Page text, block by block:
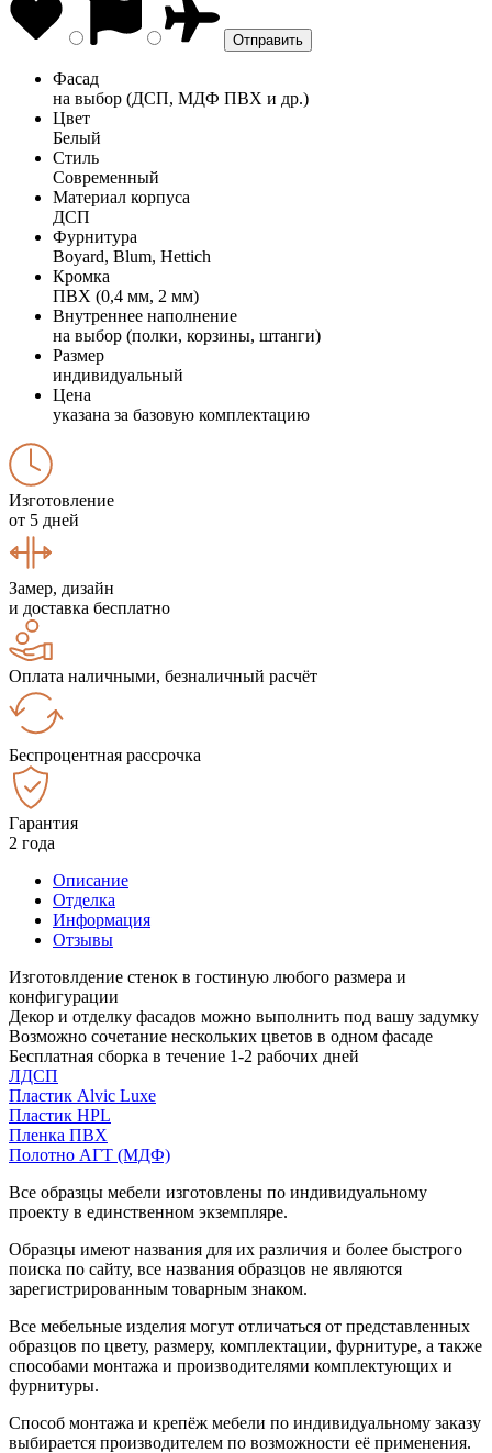
Фасад
на выбор (ДСП, МДФ ПВХ и др.)
Цвет
Белый
Стиль
Современный
Материал корпуса
ДСП
Фурнитура
Boyard, Blum, Hettich
Кромка
ПВХ (0,4 мм, 2 мм)
Внутреннее наполнение
на выбор (полки, корзины, штанги)
Размер
индивидуальный
Цена
указана за базовую комплектацию
Изготовление
от 5 дней
Замер, дизайн
и доставка бесплатно
Оплата наличными, безналичный расчёт
Беспроцентная рассрочка
Гарантия
2 года
Описание
Отделка
Информация
Отзывы
Изготовлдение стенок в гостиную любого размера и
конфигурации
Декор и отделку фасадов можно выполнить под вашу задумку
Возможно сочетание нескольких цветов в одном фасаде
Бесплатная сборка в течение 1-2 рабочих дней
ЛДСП
Пластик Alvic Luxe
Пластик HPL
Пленка ПВХ
Полотно АГТ (МДФ)
Все образцы мебели изготовлены по индивидуальному
проекту в единственном экземпляре.
Образцы имеют названия для их различия и более быстрого
поиска по сайту, все названия образцов не являются
зарегистрированным товарным знаком.
Все мебельные изделия могут отличаться от представленных
образцов по цвету, размеру, комплектации, фурнитуре, а также
способами монтажа и производителями комплектующих и
фурнитуры.
Способ монтажа и крепёж мебели по индивидуальному заказу
выбирается производителем по возможности её применения.